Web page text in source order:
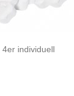
4er individuell